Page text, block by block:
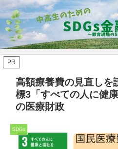
PR
高額療養費の見直しを
標3「すべての人に健
の医療財政
SDGs